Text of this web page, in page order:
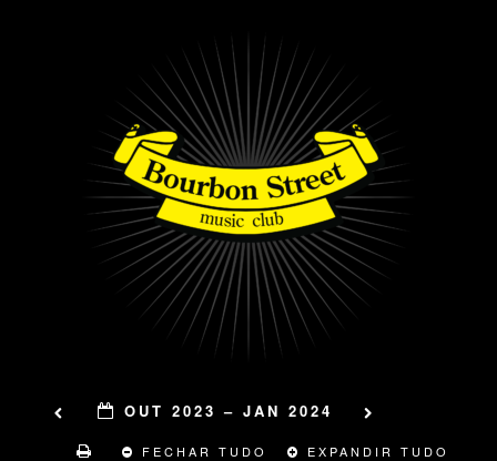
OUT 2023 – JAN 2024
FECHAR TUDO EXPANDIR TUDO